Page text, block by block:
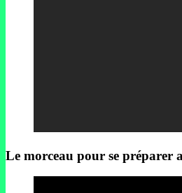
Le morceau pour se préparer